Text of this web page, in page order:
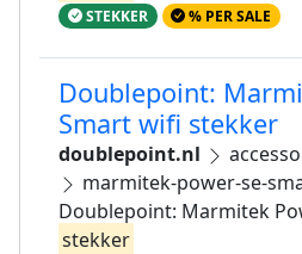
STEKKER % PER SALE
Doublepoint:
Smart wifi stekker
doublepoint.nl
marmitek-power-se-
Doublepoint: Marmitek
stekker